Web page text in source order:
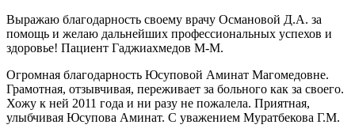
Выражаю благодарность своему врачу Османовой Д.А. за
помощь и желаю дальнейших профессиональных успехов и
здоровье! Пациент Гаджиахмедов М-М.
Огромная благодарность Юсуповой Аминат Магомедовне.
Грамотная, отзывчивая, переживает за больного как за своего.
Хожу к ней 2011 года и ни разу не пожалела. Приятная,
улыбчивая Юсупова Аминат. С уважением Муратбекова Г.М.